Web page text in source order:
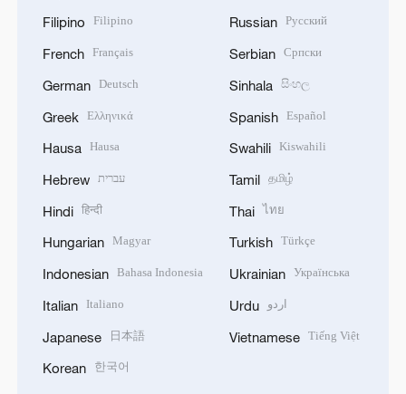
Filipino Filipino
French Français
German Deutsch
Greek Ελληνικά
Hausa Hausa
Hebrew עברית
Hindi हिन्दी
Hungarian Magyar
Indonesian Bahasa Indonesia
Italian Italiano
Japanese 日本語
Korean 한국어
Russian Русский
Serbian Српски
Sinhala සිංහල
Spanish Español
Swahili Kiswahili
Tamil தமிழ்
Thai ไทย
Turkish Türkçe
Ukrainian Українська
Urdu اردو
Vietnamese Tiếng Việt